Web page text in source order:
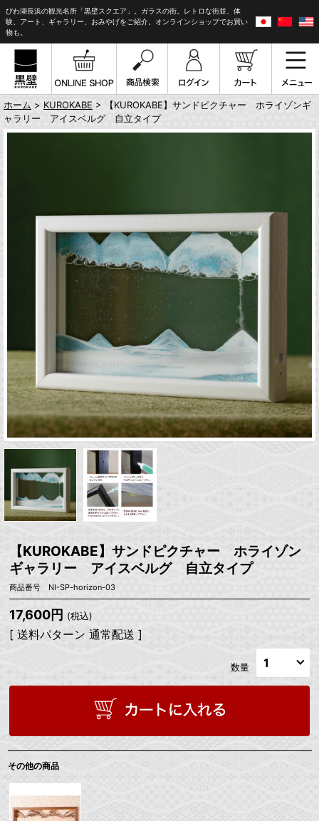
びわ湖長浜の観光名所「黒壁スクエア」。ガラスの街。レトロな街並、体
験、アート、ギャラリー、おみやげをご紹介。オンラインショップでお買い
物も。
ホーム > KUROKABE > 【KUROKABE】サンドピクチャー ホライゾンギ
ャラリー アイスベルグ 自立タイプ
【KUROKABE】サンドピクチャー ホライゾン
ギャラリー アイスベルグ 自立タイプ
商品番号 NI-SP-horizon-03
17,600円 (税込)
[ 送料パターン 通常配送 ]
数量
その他の商品